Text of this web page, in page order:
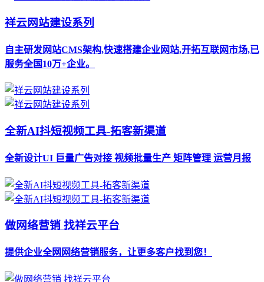
祥云网站建设系列
自主研发网站CMS架构,快速搭建企业网站,开拓互联网市场,已
服务全国10万+企业。
全新AI抖短视频工具-拓客新渠道
全新设计UI 巨量广告对接 视频批量生产 矩阵管理 运营月报
做网络营销 找祥云平台
提供企业全网网络营销服务，让更多客户找到您！